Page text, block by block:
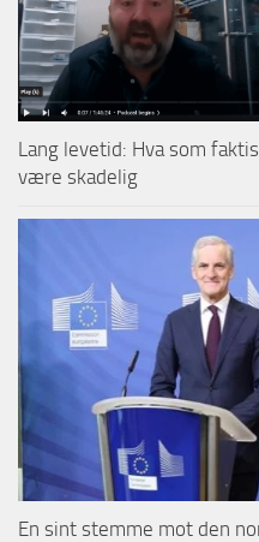
Lang levetid: Hva som
være skadelig
En sint stemme mot den